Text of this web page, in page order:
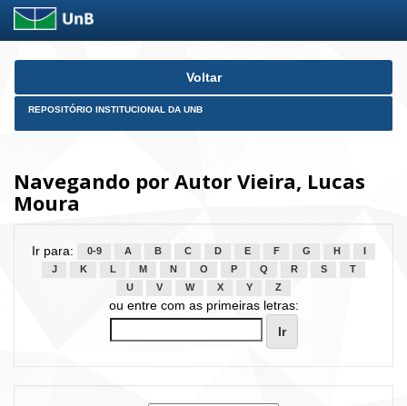
Skip
Voltar
REPOSITÓRIO INSTITUCIONAL DA UNB
Navegando por Autor Vieira, Lucas
Moura
Ir para: 0-9 A B C D E F G H
J
K L M N O P Q R S
T
U
V W X Y Z
ou entre com as primeiras letras: